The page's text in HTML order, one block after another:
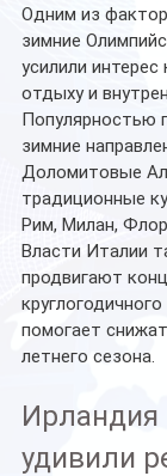
Одним из
зимние
усилили
отдыху и
Популярностью
зимние
Доломитовые
традиционные
Рим, Милан,
Власти Италии
продвигают
помогает
летнего сезона.
Ирландия
удивили